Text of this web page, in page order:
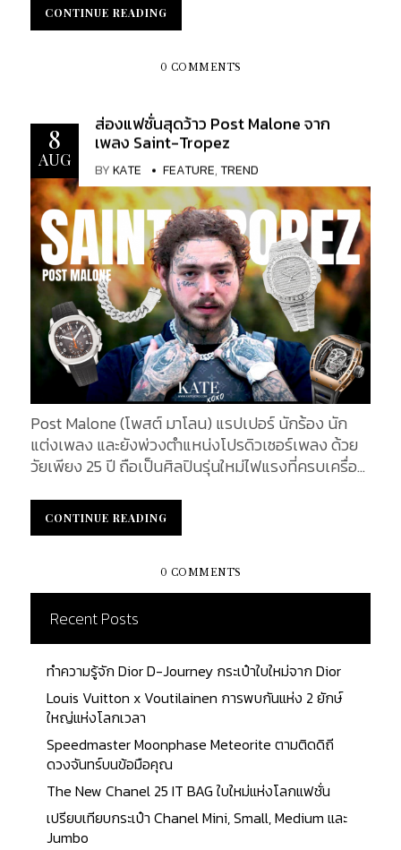
US$3,100...
คือ หน้าปัดรูปทรงแปดเหลี่ยมอันโค้งมน มาพร้อมกับ
นาฬิกา และในโอกาสครบรอบ 15 ปี ของนาฬิกา Patek
โฉมนาฬิกาให้มีความสปอร์ต ทันสมัย และหรูหรามากยิ่ง
ขึ้น...
CONTINUE READING
CONTINUE READING
0 COMMENTS
8
AUG
ส่องแฟชั่นสุดว้าว Post Malone จาก
เพลง Saint-Tropez
BYKATE FEATURE, TREND
Post Malone (โพสต์ มาโลน) แรปเปอร์ นักร้อง นัก
แต่งเพลง และยังพ่วงตำแหน่งโปรดิวเซอร์เพลง ด้วย
วัยเพียง 25 ปี ถือเป็นศิลปินรุ่นใหม่ไฟแรงที่ครบเครื่อง
แรกเตอร์สุดติสท์ ด้วยเอกลักษณ์รอยสักบนใบหน้า ขัด
กับนิสัยสุดน่ารัก เฟรนลี่ซะเหลือเกิน ซึ่งเพลงของเขา
Rockstar, Better Now และ Psycho นอกจากนี้ ไสตล์
การแต่งตัวของ โพสต์ มาโลน ก็ช่าง Luxury สุดๆ เรา
จึงอยากจะพาทุกคนไปเจาะลึกถึงแฟชั่นของเขาจาก
เพลงสุดฮิต Saint-Tropez เพลงที่เขาปล่อยมาเมื่อช่วง
ปลายปี 2019 ทั้งเสื้อผ้า แอคเซสเซอรี่ ก็แบรนด์ทั้งตัว
และราคานั้นบอกเลยว่าไม่ธรรมดาอย่างแน่นอน! จะมี
Item ชิ้นไหนบ้าง เราได้ลิสต์มาให้ชมกันแล้วค่ะ Louis
Vuitton Bulletproof Vest (Custom) เปิดมาด้วยเสื้อ
เกาะกันกระสุน สีดำสุดเท่ห์ชิ้นนี้ จากการ Custom ด้วย
ลายโมโนแกรม LV สีเทาอ่อน แบรนด์หรู Louis Vuitton
ฮาร์ดแวร์โลหะสีดำ เป็นชิ้นพิเศษที่สั่งทำขึ้นมาโดน
เฉพาะ ถือเป็น Rare Item ที่หายาก เพราะนอกจากจะกัน
กระสุนได้แล้วนั้นยังเพิ่มความเป็น Luxury Style ให้แก่
CONTINUE READING
CONTINUE READING
0 COMMENTS
Recent Posts
ทำความรู้จัก Dior D-Journey กระเป๋าใบใหม่จาก Dior
Louis Vuitton x Voutilainen การพบกันแห่ง 2 ยักษ์
ใหญ่แห่งโลกเวลา
Speedmaster Moonphase Meteorite ตามติดดิถี
ดวงจันทร์บนข้อมือคุณ
The New Chanel 25 IT BAG ใบใหม่แห่งโลกแฟชั่น
เปรียบเทียบกระเป๋า Chanel Mini, Small, Medium และ
Jumbo